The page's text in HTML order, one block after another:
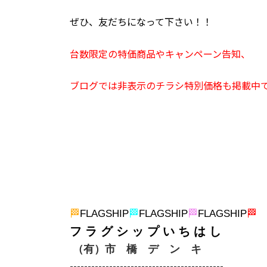
ぜひ、友だちになって下さい！！
台数限定の特価商品やキャンペーン告知、
ブログでは非表示のチラシ特別価格も掲載中
🏁 FLAGSHIP🏁 FLAGSHIP🏁 FLAGSHIP🏁
フ ラ グ シ ッ プ い ち は し
（有）市 橋 デ ン キ